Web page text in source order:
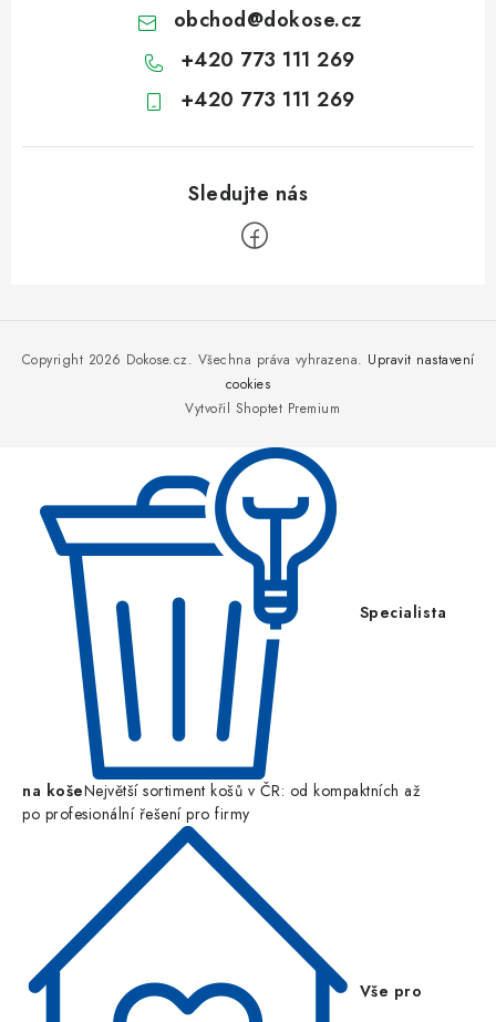
obchod@dokose.cz
+420 773 111 269
+420 773 111 269
Vytvořil Shoptet Premium
Copyright 2026 Dokose.cz. Všechna práva vyhrazena. Upravit nastavení
cookies
Specialista
na košeNejvětší sortiment košů v ČR: od kompaktních až
po profesionální řešení pro firmy
Vše pro